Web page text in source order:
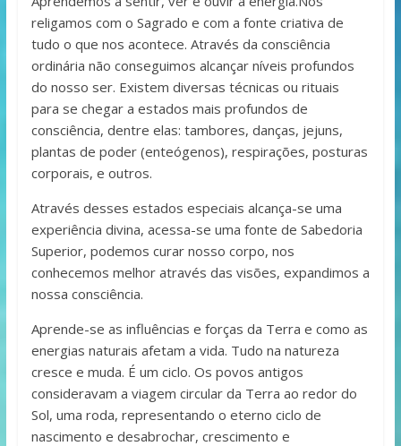
religamos com o Sagrado e com a fonte criativa de
tudo o que nos acontece. Através da consciência
ordinária não conseguimos alcançar níveis profundos
do nosso ser. Existem diversas técnicas ou rituais
para se chegar a estados mais profundos de
consciência, dentre elas: tambores, danças, jejuns,
plantas de poder (enteógenos), respirações, posturas
corporais, e outros.
Através desses estados especiais alcança-se uma
experiência divina, acessa-se uma fonte de Sabedoria
Superior, podemos curar nosso corpo, nos
conhecemos melhor através das visões, expandimos a
nossa consciência.
Aprende-se as influências e forças da Terra e como as
energias naturais afetam a vida. Tudo na natureza
cresce e muda. É um ciclo. Os povos antigos
consideravam a viagem circular da Terra ao redor do
Sol, uma roda, representando o eterno ciclo de
nascimento e desabrochar, crescimento e